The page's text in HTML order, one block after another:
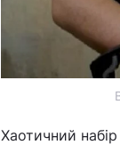
Хаотичний